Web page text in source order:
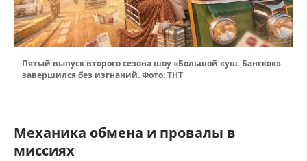
Пятый выпуск второго сезона шоу «Большой куш. Бангкок»
завершился без изгнаний. Фото: ТНТ
Механика обмена и провалы в
миссиях